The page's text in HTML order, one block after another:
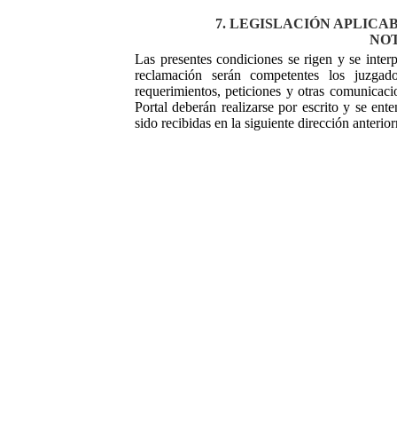
7. LEGISLACIÓN
Las presentes condiciones se rigen y se
reclamación serán competentes los
requerimientos, peticiones y otras
Portal deberán realizarse por escrito y se
sido recibidas en la siguiente dirección